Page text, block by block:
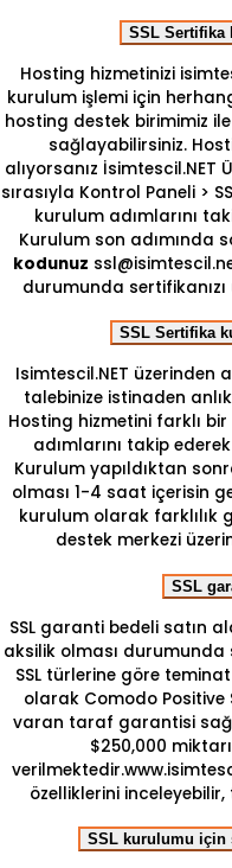
SSL Sertifika
Hosting hizmetinizi
kurulum işlemi için
hosting destek birimimiz
sağlayabilirsiniz.
alıyorsanız İsimtescil.NET
sırasıyla Kontrol Paneli >
kurulum adımlarını
Kurulum son adımında
kodunuz
durumunda
SSL Sertifika
Isimtescil.NET üzerinden
talebinize istinaden
Hosting hizmetini farklı
adımlarını takip
Kurulum yapıldıktan
olması 1-4 saat içerisin
kurulum olarak farklılık
destek merkezi
SSL
SSL garanti bedeli satın
aksilik olması
SSL türlerine göre
olarak Comodo Positive
varan taraf garantisi
$250,000
özelliklerini
SSL kurulumu için